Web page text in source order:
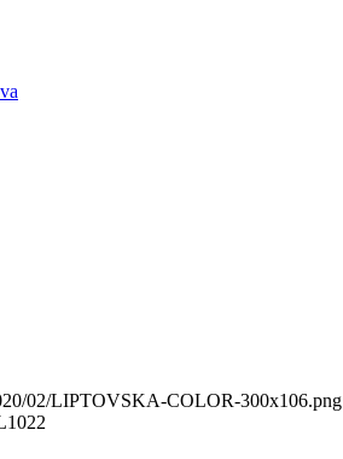
02/LIPTOVSKA-COLOR-300x106.png